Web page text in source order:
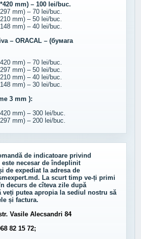
mm) – 100 lei/buc.
mm) – 70 lei/buc.
mm) – 50 lei/buc.
mm) – 40 lei/buc.
– ORACAL – (бумага
mm) – 70 lei/buc.
mm) – 50 lei/buc.
mm) – 40 lei/buc.
mm) – 30 lei/buc.
3 mm ):
mm) – 300 lei/buc.
mm) – 200 lei/buc.
de indicatoare privind
necesar de îndeplinit
de expediat la adresa de
. La scurt timp ve-ți primi
decurs de cîteva zile după
veți putea apropia la sediul nostru să
și factura.
Vasile Alecsandri 84
82 15 72;